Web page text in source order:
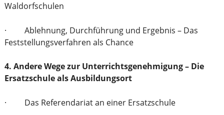
Waldorfschulen
· Ablehnung, Durchführung und Ergebnis – Das
Feststellungsverfahren als Chance
4. Andere Wege zur Unterrichtsgenehmigung – Die
Ersatzschule als Ausbildungsort
· Das Referendariat an einer Ersatzschule